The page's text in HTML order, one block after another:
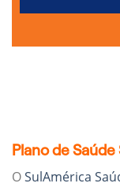
Plano de
OSulAmérica